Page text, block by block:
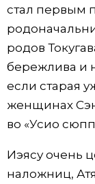
стал первым
родов
бережлива и
если старая
женщинах
во «Усио
Иэясу очень
наложниц,